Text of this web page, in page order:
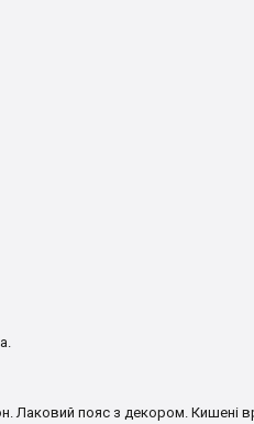
Лаковий пояс з декором. Кишені